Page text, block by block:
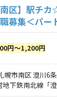
南区】駅チ
募集＜パー
円～1,200円
幌市南区 澄川6
地下鉄南北線「